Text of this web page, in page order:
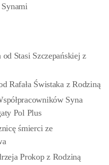
Synami
Stasi Szczepańskiej z
Rafała Świstaka z Rodziną
Syna
Pol Plus
śmierci ze
Prokop z Rodziną